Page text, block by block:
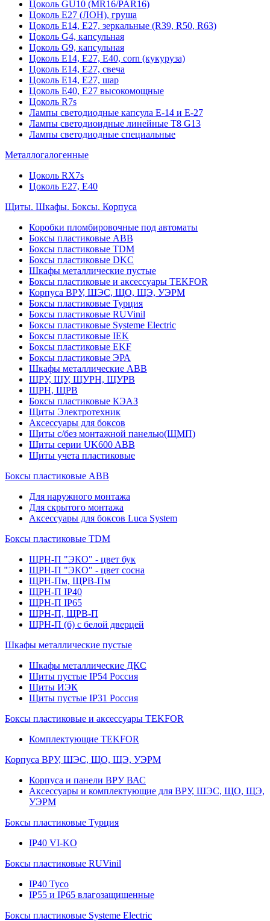
Цоколь GU10 (MR16/PAR16)
Цоколь Е27 (ЛОН), груша
Цоколь Е14, Е27, зеркальные (R39, R50, R63)
Цоколь G4, капсульная
Цоколь G9, капсульная
Цоколь Е14, Е27, Е40, corn (кукуруза)
Цоколь Е14, Е27, свеча
Цоколь Е14, Е27, шар
Цоколь Е40, Е27 высокомощные
Цоколь R7s
Лампы светодиодные капсула Е-14 и Е-27
Лампы светодиоидные линейные T8 G13
Лампы светодиодные специальные
Металлогалогенные
Цоколь RX7s
Цоколь Е27, E40
Щиты. Шкафы. Боксы. Корпуса
Коробки пломбировочные под автоматы
Боксы пластиковые ABB
Боксы пластиковые TDM
Боксы пластиковые DKC
Шкафы металлические пустые
Боксы пластиковые и аксессуары TEKFOR
Корпуса ВРУ, ШЭС, ЩО, ЩЭ, УЭРМ
Боксы пластиковые Турция
Боксы пластиковые RUVinil
Боксы пластиковые Systeme Electric
Боксы пластиковые IEK
Боксы пластиковые EKF
Боксы пластиковые ЭРА
Шкафы металлические ABB
ЩРУ, ЩУ, ЩУРН, ЩУРВ
ЩРН, ЩРВ
Боксы пластиковые КЭАЗ
Щиты Электротехник
Аксессуары для боксов
Щиты с/без монтажной панелью(ЩМП)
Щиты серии UK600 ABB
Щиты учета пластиковые
Боксы пластиковые ABB
Для наружного монтажа
Для скрытого монтажа
Аксессуары для боксов Luca System
Боксы пластиковые TDM
ЩРН-П "ЭКО" - цвет бук
ЩРН-П "ЭКО" - цвет сосна
ЩРН-Пм, ЩРВ-Пм
ЩРН-П IP40
ЩРН-П IP65
ЩРН-П, ЩРВ-П
ЩРН-П (б) с белой дверцей
Шкафы металлические пустые
Шкафы металлические ДКС
Щиты пустые IP54 Россия
Щиты ИЭК
Щиты пустые IP31 Россия
Боксы пластиковые и аксессуары TEKFOR
Комплектующие TEKFOR
Корпуса ВРУ, ШЭС, ЩО, ЩЭ, УЭРМ
Корпуса и панели ВРУ ВАС
Аксессуары и комплектующие для ВРУ, ШЭС, ЩО, ЩЭ,
УЭРМ
Боксы пластиковые Турция
IP40 VI-KO
Боксы пластиковые RUVinil
IP40 Тусо
IP55 и IP65 влагозащищенные
Боксы пластиковые Systeme Electric